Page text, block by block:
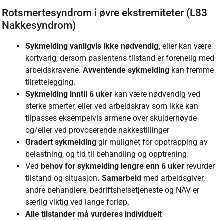
Rotsmertesyndrom i øvre ekstremiteter (L83
Nakkesyndrom)
Sykmelding vanligvis ikke nødvendig, eller kan være
kortvarig, dersom pasientens tilstand er forenelig med
arbeidskravene.Avventende sykmelding kan fremme
tilrettelegging.
Sykmelding inntil 6 uker kan være nødvendig ved
sterke smerter, eller ved arbeidskrav som ikke kan
tilpasses eksempelvis armene over skulderhøyde
og/eller ved provoserende nakkestillinger
Gradert sykmelding gir mulighet for opptrapping av
belastning, og tid til behandling og opptrening.
Ved behov for sykmelding lengre enn 6 uker revurder
tilstand og situasjon. Samarbeid med arbeidsgiver,
andre behandlere, bedriftshelsetjeneste og NAV er
særlig viktig ved lange forløp.
Alle tilstander må vurderes individuelt